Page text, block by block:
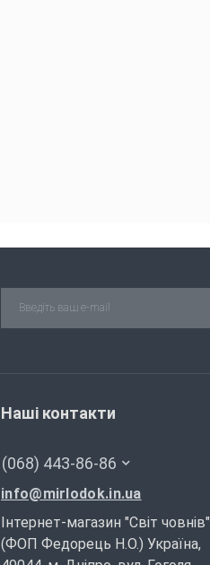
Наші контакти
(068) 443-86-86
info@mirlodok.in.ua
Інтернет-магазин "Світ човнів"
(ФОП Федорець Н.О.) Україна,